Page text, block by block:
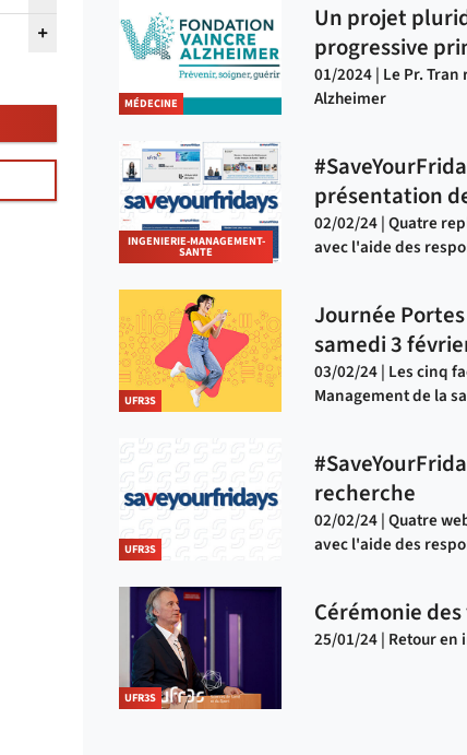
MÉDECINE
Un projet
progressive
01/2024 | Le Pr.
Alzheimer
INGENIERIE-MANAGEMENT-
SANTE
présentation
02/02/24 | Quatre
avec l'aide des
UFR3S
Journée
samedi 3
03/02/24 | Les cinq
Management de la
UFR3S
recherche
02/02/24 | Quatre
avec l'aide des
UFR3S
Cérémonie
25/01/24 | Retour en